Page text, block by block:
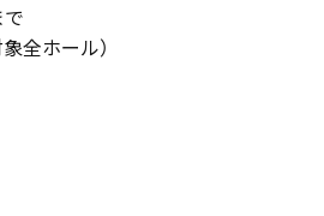
全ホール）